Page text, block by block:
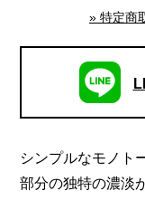
» 特定商
シンプルなモノト
部分の独特の濃淡